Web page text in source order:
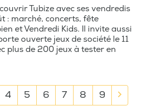
Tubize avec ses vendredis
: marché, concerts, fête
et Vendredi Kids. Il invite aussi
ouverte jeux de société le 11
plus de 200 jeux à tester en
4 5 6 7 8 9